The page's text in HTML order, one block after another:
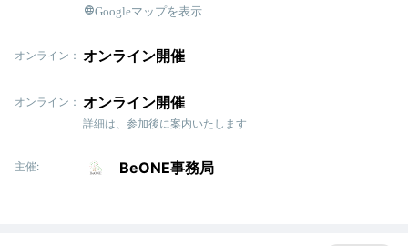
Googleマップを表示
オンライン： オンライン開催
オンライン： オンライン開催
詳細は、参加後に案内いたします
主催: BeONE事務局